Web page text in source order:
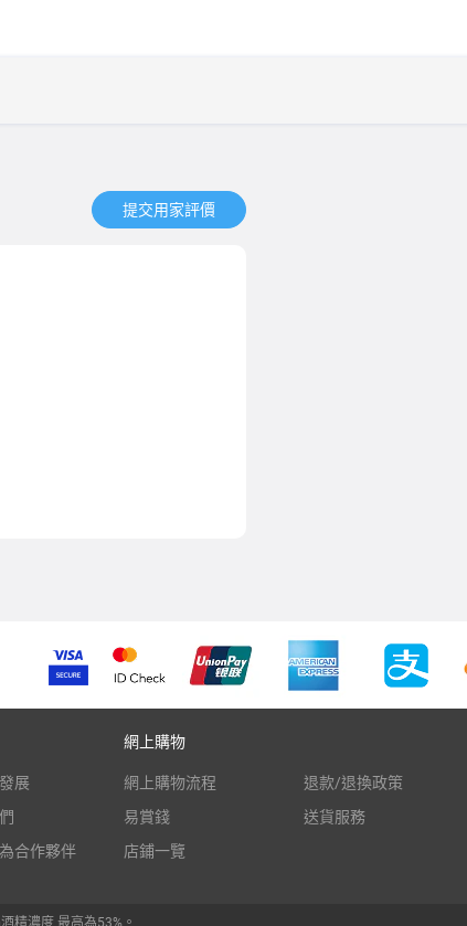
提交用家評價​
展
合作夥伴
網上購物
網上購物流程
易賞錢
店鋪一覽
退款/退換政策
送貨服務
精濃度 最高為53%。